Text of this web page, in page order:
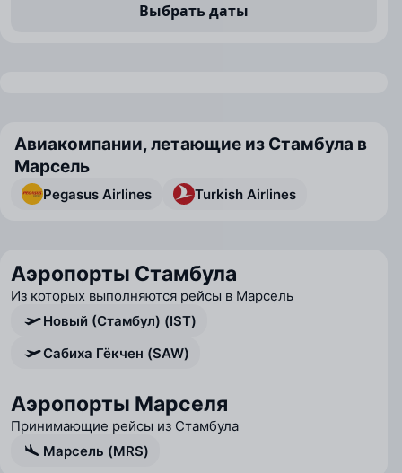
Выбрать даты
Авиакомпании, летающие из Стамбула в
Марсель
Pegasus Airlines Turkish Airlines
Аэропорты Стамбула
Из которых выполняются рейсы в Марсель
Новый (Стамбул) (IST)
Сабиха Гёкчен (SAW)
Аэропорты Марселя
Принимающие рейсы из Стамбула
Марсель (MRS)